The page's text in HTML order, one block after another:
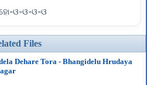
ଓ-ଓ-ଓ-ଓ
Files
Dehare Tora - Bhangidelu Hrudaya